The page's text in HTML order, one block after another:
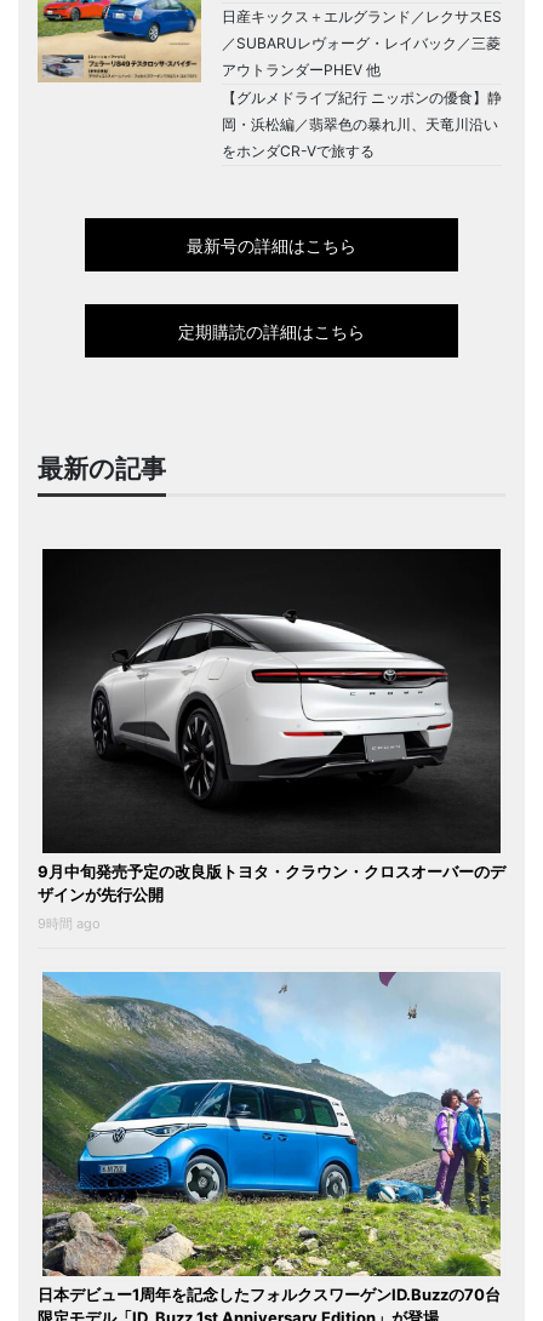
日産キックス＋エルグランド／レクサスES
／SUBARUレヴォーグ・レイバック／三菱
アウトランダーPHEV 他
【グルメドライブ紀行 ニッポンの優食】静
岡・浜松編／翡翠色の暴れ川、天竜川沿い
をホンダCR-Vで旅する
最新号の詳細はこちら
定期購読の詳細はこちら
最新の記事
9月中旬発売予定の改良版トヨタ・クラウン・クロスオーバーのデ
ザインが先行公開
9時間 ago
日本デビュー1周年を記念したフォルクスワーゲンID.Buzzの70台